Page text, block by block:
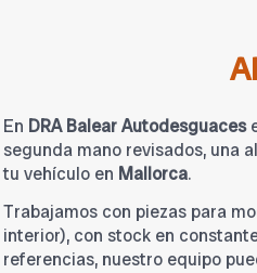
En DRA Balear Autodesguaces
segunda mano revisados, una
tu vehículo en Mallorca.
Trabajamos con piezas para
interior), con stock en
referencias, nuestro equipo